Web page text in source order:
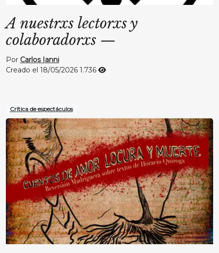
A nuestrxs lectorxs y
colaboradorxs —
Por Carlos Ianni
Creado el 18/05/2026 1.736
Crítica de espectáculos